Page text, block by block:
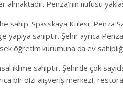
Penza’nın nüfusu
sahip. Spasskaya Kulesi, Penza
sahiptir. Şehir ayrıca
öğretim kurumuna da ev
iklime sahiptir. Şehirde çok
bir dizi alışveriş merkezi,